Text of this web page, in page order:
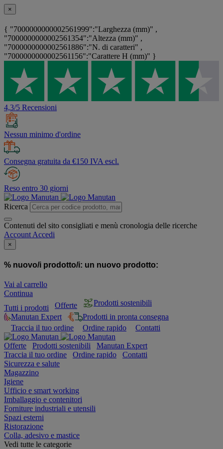
×
{ "7000000000002561999":"Larghezza (mm)" ,
"7000000000002561354":"Altezza (mm)" ,
"7000000000002561886":"N. di caratteri" ,
"7000000000002561156":"Carattere H (mm)" }
4,3/5 Recensioni
Nessun minimo d'ordine
Consegna gratuita da €150 IVA escl.
Reso entro 30 giorni
Ricerca
Contenuti del sito consigliati e menù cronologia delle ricerche
Account Accedi
×
% nuovo/i prodotto/i: un nuovo prodotto:
Vai al carrello
Continua
Tutti i prodotti
Offerte
Prodotti sostenibili
Manutan Expert
Prodotti in pronta consegna
Traccia il tuo ordine
Ordine rapido Contatti
Offerte Prodotti sostenibili
Manutan Expert
Traccia il tuo ordine
Ordine rapido
Contatti
Sicurezza e salute
Magazzino
Igiene
Ufficio e smart working
Imballaggio e contenitori
Forniture industriali e utensili
Spazi esterni
Ristorazione
Colla, adesivo e mastice
Vedi tutte le categorie